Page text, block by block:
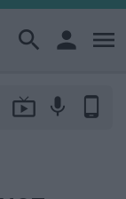
search person menu
live_tv mic phone_android